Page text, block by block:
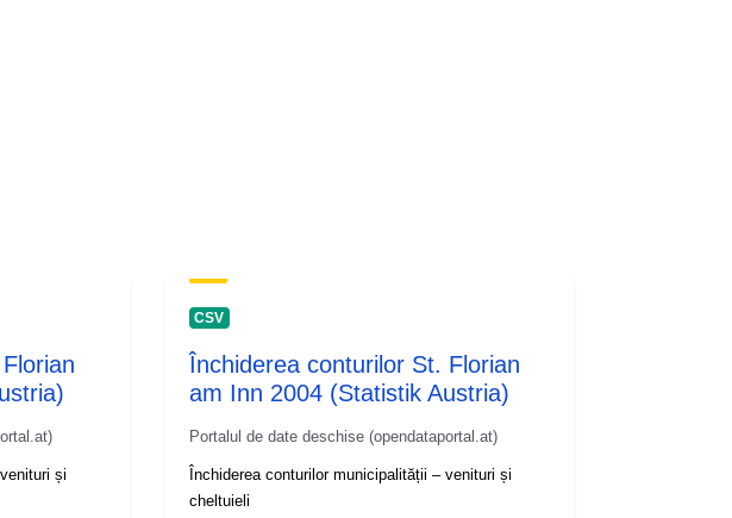
și
CSV
Închiderea conturilor St. Florian
am Inn 2004 (Statistik Austria)
Portalul de date deschise (opendataportal.at)
Închiderea conturilor municipalității – venituri și
cheltuieli